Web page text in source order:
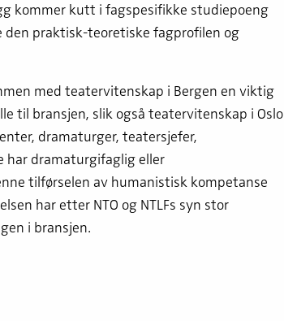
kommer kutt i fagspesifikke studiepoeng
den praktisk-teoretiske fagprofilen og
med teatervitenskap i Bergen en viktig
til bransjen, slik også teatervitenskap i Oslo
dramaturger, teatersjefer,
har dramaturgifaglig eller
tilførselen av humanistisk kompetanse
har etter NTO og NTLFs syn stor
i bransjen.